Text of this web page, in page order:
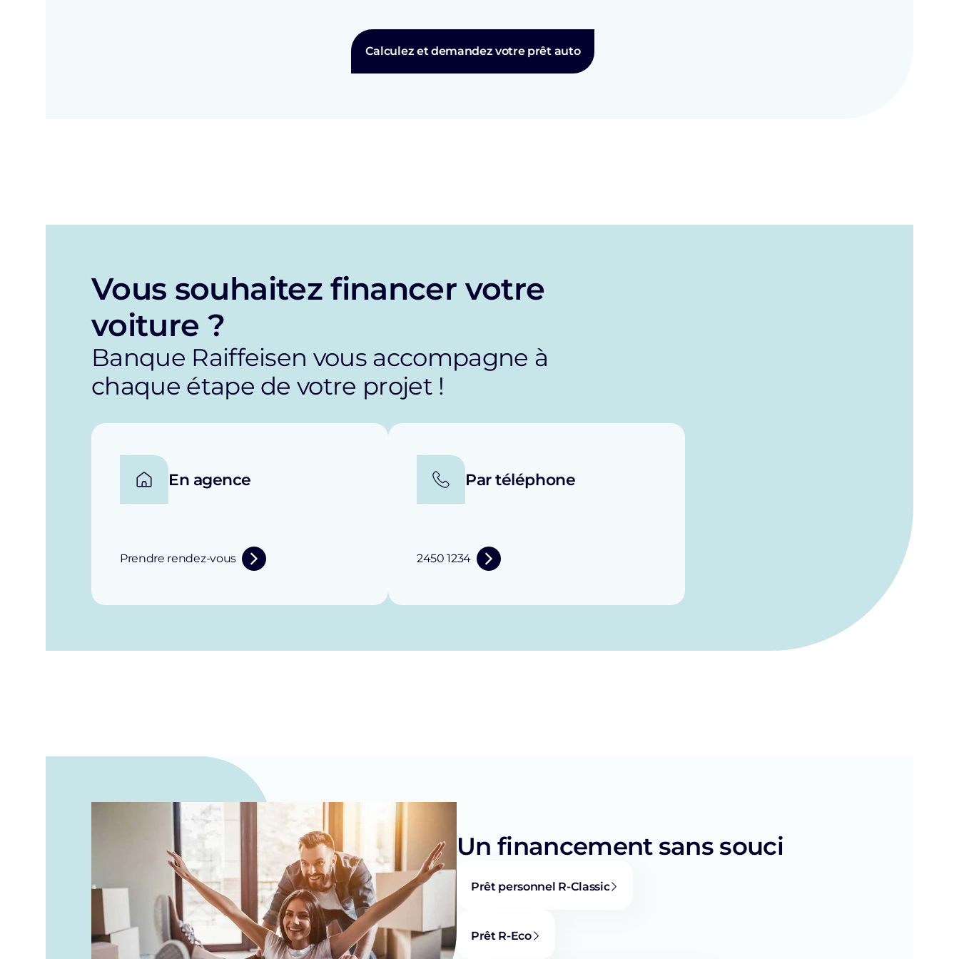
Calculez et demandez votre prêt auto
Vous souhaitez financer votre
voiture ?
Banque Raiffeisen vous accompagne à
chaque étape de votre projet !
En agence
Prendre rendez-vous
Par téléphone
2450 1234
Un financement sans souci
Prêt personnel R-Classic
Prêt R-Eco